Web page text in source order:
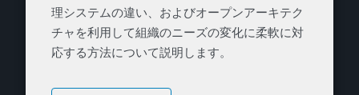
理システムの違い、およびオープンアーキテク
チャを利用して組織のニーズの変化に柔軟に対
応する方法について説明します。